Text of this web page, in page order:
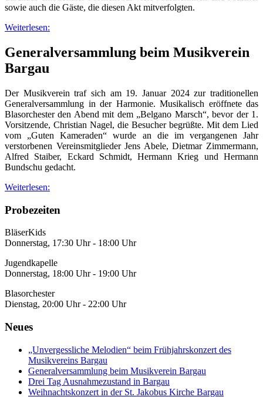
sowie auch die Gäste, die diesen Akt mitverfolgten.
Weiterlesen:
Generalversammlung beim Musikverein
Bargau
Der Musikverein traf sich am 19. Januar 2024 zur traditionellen
Generalversammlung in der Harmonie. Musikalisch eröffnete das
Blasorchester den Abend mit dem „Belgano Marsch“, bevor der 1.
Vorsitzende, Christian Nagel, die Besucher begrüßte. Mit dem Lied
vom „Guten Kameraden“ wurde an die im vergangenen Jahr
verstorbenen Vereinsmitglieder Jens Abele, Dietmar Zimmermann,
Alfred Staiber, Eckard Schmidt, Hermann Krieg und Hermann
Bundschu gedacht.
Weiterlesen:
Probezeiten
BläserKids
Donnerstag, 17:30 Uhr - 18:00 Uhr
Jugendkapelle
Donnerstag, 18:00 Uhr - 19:00 Uhr
Blasorchester
Dienstag, 20:00 Uhr - 22:00 Uhr
Neues
„Unvergessliche Melodien“ beim Frühjahrskonzert des
Musikvereins Bargau
Generalversammlung beim Musikverein Bargau
Drei Tag Ausnahmezustand in Bargau
Weihnachtskonzert in der St. Jakobus Kirche Bargau